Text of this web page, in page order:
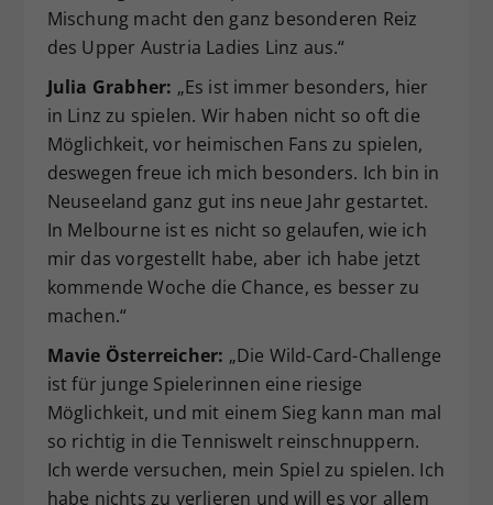
Mischung macht den ganz besonderen Reiz
des Upper Austria Ladies Linz aus.“
Julia Grabher: „Es ist immer besonders, hier
in Linz zu spielen. Wir haben nicht so oft die
Möglichkeit, vor heimischen Fans zu spielen,
deswegen freue ich mich besonders. Ich bin in
Neuseeland ganz gut ins neue Jahr gestartet.
In Melbourne ist es nicht so gelaufen, wie ich
mir das vorgestellt habe, aber ich habe jetzt
kommende Woche die Chance, es besser zu
machen.“
Mavie Österreicher: „Die Wild-Card-Challenge
ist für junge Spielerinnen eine riesige
Möglichkeit, und mit einem Sieg kann man mal
so richtig in die Tenniswelt reinschnuppern.
Ich werde versuchen, mein Spiel zu spielen. Ich
habe nichts zu verlieren und will es vor allem